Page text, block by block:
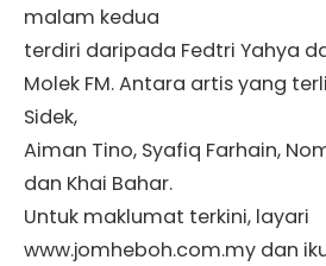
malam kedua
terdiri daripada Fedtri Yahya
Molek FM. Antara artis yang
Sidek,
Aiman Tino, Syafiq Farhain,
dan Khai Bahar.
Untuk maklumat terkini, layari
www.jomheboh.com.my dan